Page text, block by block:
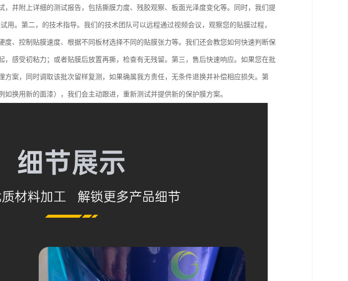
，并附上详细的测试报告，包括撕膜力度、残胶观察、板面光泽度变化等。同时，我们提
用。第二，的技术指导。我们的技术团队可以远程通过视频会议，观察您的贴膜过程，
度、控制贴膜速度、根据不同板材选择不同的贴膜张力等。我们还会教您如何快速判断保
感受初粘力；或者贴膜后放置再撕，检查有无残留。第三，售后快速响应。如果您在批
方案，同时调取该批次留样复测，如果确属我方责任，无条件退换并补偿相应损失。第
换用新的面漆），我们会主动跟进，重新测试并提供新的保护膜方案。